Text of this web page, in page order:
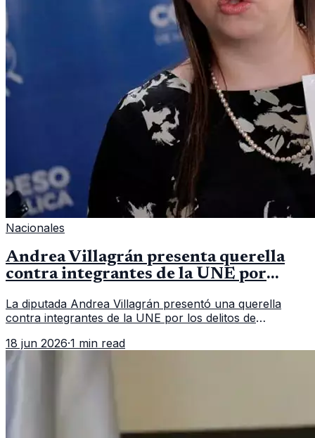
Nacionales
Andrea Villagrán presenta querella
contra integrantes de la UNE por
La diputada Andrea Villagrán presentó una querella
contra integrantes de la UNE por los delitos de
18 jun 2026·1 min read